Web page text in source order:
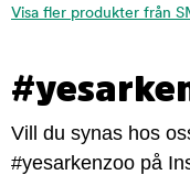
Visa fler produkter från
Vill du synas hos
#yesarkenzoo på